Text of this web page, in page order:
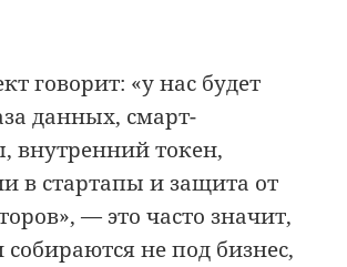
говорит: «у нас будет
данных, смарт-
внутренний токен,
в стартапы и защита от
— это часто значит,
собираются не под бизнес,